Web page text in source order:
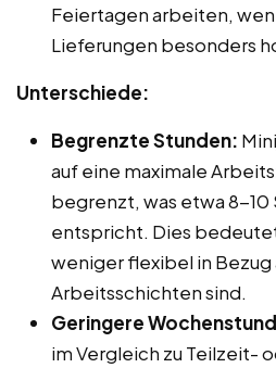
Feiertagen arbeiten,
Lieferungen besonders
Unterschiede:
Begrenzte Stunden:
auf eine maximale
begrenzt, was etwa 8-10
entspricht. Dies
weniger flexibel in Bezug
Arbeitsschichten sind.
Geringere
im Vergleich zu Teilzeit-